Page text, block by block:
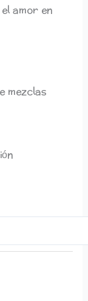
amor en
mezclas